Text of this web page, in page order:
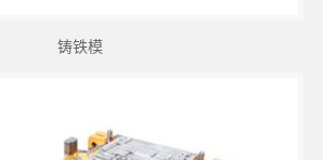
铸铁模